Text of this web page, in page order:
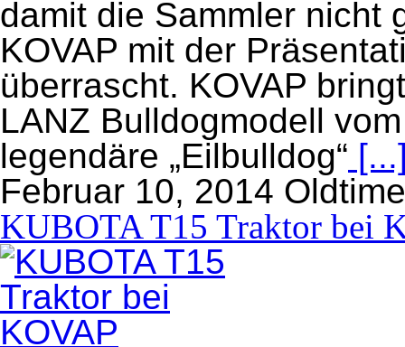
damit die Sammler nicht
KOVAP mit der
überrascht. KOVAP
LANZ Bulldogmodell
legendäre „Eilbulldog“
Februar 10, 2014
KUBOTA T15 Traktor bei